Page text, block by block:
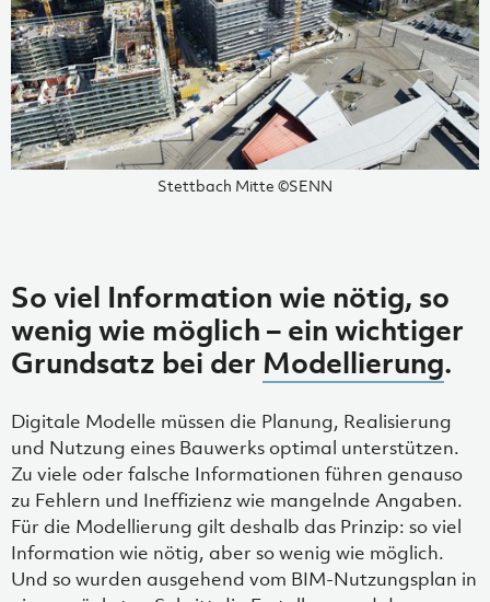
Stettbach Mitte ©SENN
So viel Information wie nötig, so
wenig wie möglich – ein wichtiger
Grundsatz bei der Modellierung.
Digitale Modelle müssen die Planung, Realisierung
und Nutzung eines Bauwerks optimal unterstützen.
Zu viele oder falsche Informationen führen genauso
zu Fehlern und Ineffizienz wie mangelnde Angaben.
Für die Modellierung gilt deshalb das Prinzip: so viel
Information wie nötig, aber so wenig wie möglich.
Und so wurden ausgehend vom BIM-Nutzungsplan in